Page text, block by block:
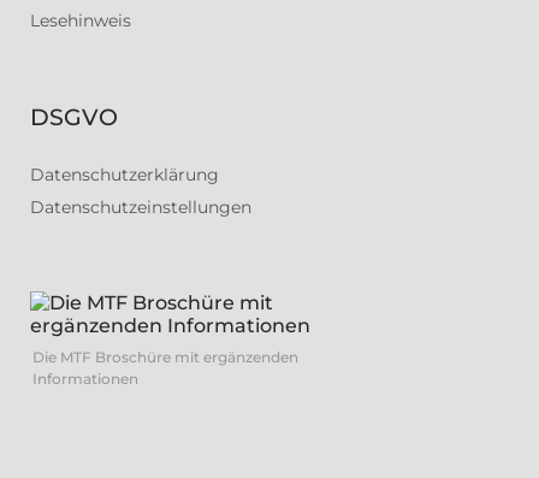
Lesehinweis
DSGVO
Datenschutzerklärung
Datenschutzeinstellungen
Die MTF Broschüre mit ergänzenden
Informationen